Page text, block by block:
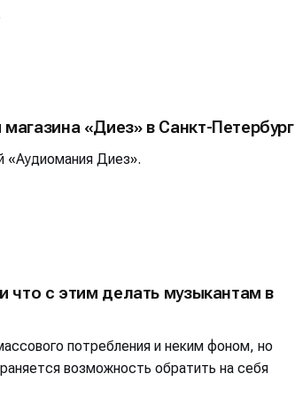
«Диез» в Санкт-
«Аудиомания Диез».
что с этим делать музыкантам в
потребления и неким фоном, но
возможность обратить на себя